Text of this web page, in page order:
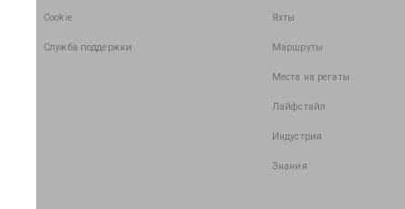
Cookie
Служба поддержки
Яхты
Маршруты
Места на регаты
Лайфстайл
Индустрия
Знания